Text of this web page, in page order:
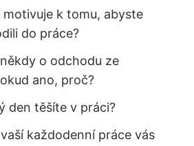
motivuje k tomu, abyste
do práce?
o odchodu ze
ano, proč?
den těšíte v práci?
každodenní práce vás